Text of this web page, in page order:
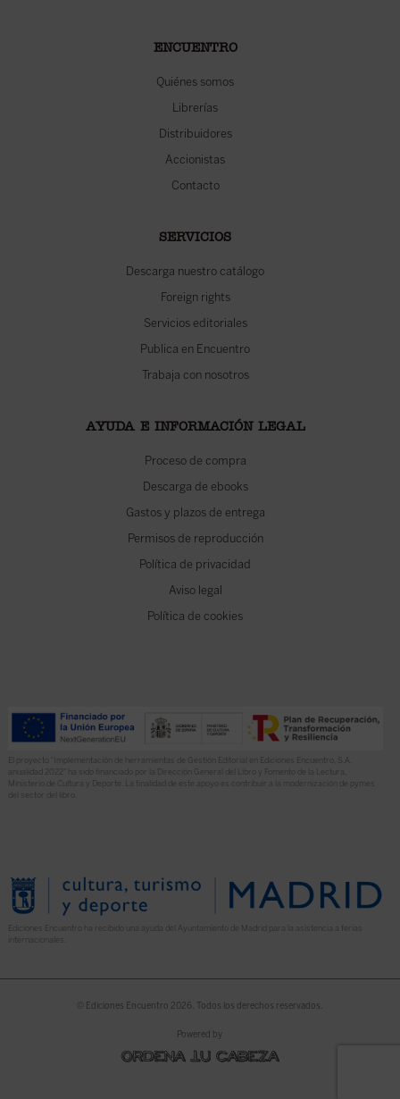
ENCUENTRO
Quiénes somos
Librerías
Distribuidores
Accionistas
Contacto
SERVICIOS
Descarga nuestro catálogo
Foreign rights
Servicios editoriales
Publica en Encuentro
Trabaja con nosotros
AYUDA E INFORMACIÓN LEGAL
Proceso de compra
Descarga de ebooks
Gastos y plazos de entrega
Permisos de reproducción
Política de privacidad
Aviso legal
Política de cookies
El proyecto “Implementación de herramientas de Gestión Editorial en Ediciones Encuentro, S.A.
anualidad 2022” ha sido financiado por la Dirección General del Libro y Fomento de la Lectura,
Ministerio de Cultura y Deporte. La finalidad de este apoyo es contribuir a la modernización de pymes
del sector del libro.
Ediciones Encuentro ha recibido una ayuda del Ayuntamiento de Madrid para la asistencia a ferias
© Ediciones Encuentro 2026. Todos los derechos reservados.
Powered by